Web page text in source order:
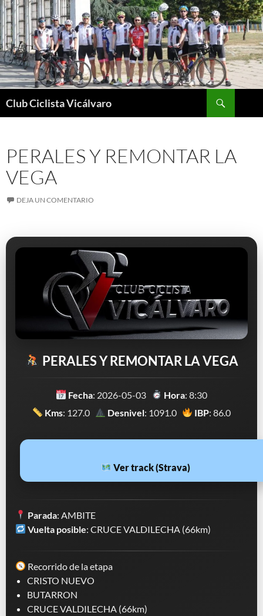
Saltar
al
contenido
Club Ciclista Vicálvaro
PERALES Y REMONTAR LA
VEGA
DEJA UN COMENTARIO
PERALES Y REMONTAR LA VEGA
Fecha: 2026-05-03 Hora: 8:30
Kms: 127.0 Desnivel: 1091.0 IBP: 86.0
Ver track (Strava)
Parada: AMBITE
Vuelta posible: CRUCE VALDILECHA (66km)
Recorrido de la etapa
CRISTO NUEVO
BUTARRON
CRUCE VALDILECHA (66km)